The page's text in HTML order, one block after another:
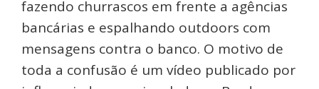
fazendo churrascos em frente a agências
bancárias e espalhando outdoors com
mensagens contra o banco. O motivo de
toda a confusão é um vídeo publicado por